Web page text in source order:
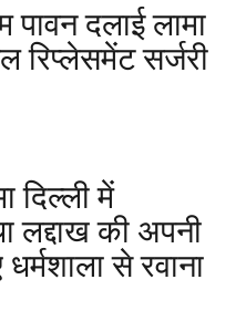
दलाई लामा
सर्जरी
दिल्ली में
लद्दाख की अपनी
से रवाना